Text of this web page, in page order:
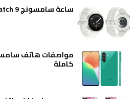
ساعة سامسونج Galaxy Watch 9 الذكية
كاملة